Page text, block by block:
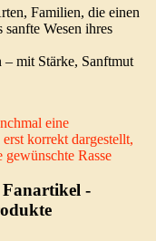
Familien, die einen
Wesen ihres
– mit Stärke, Sanftmut
eine
korrekt dargestellt,
Rasse
Fanartikel -